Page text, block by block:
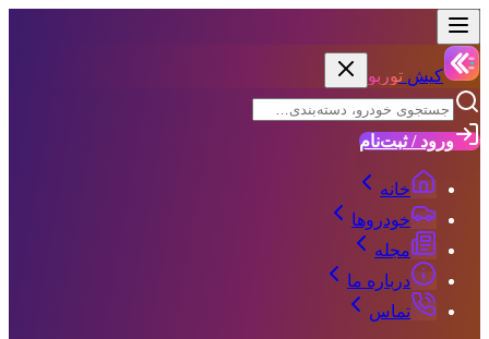
کیش توربو
ورود / ثبت‌نام
خانه
خودروها
مجله
درباره ما
تماس